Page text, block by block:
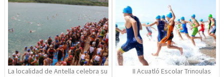
entradas
La localidad de Antella celebra su
II Acuatló Escolar Trinoulas